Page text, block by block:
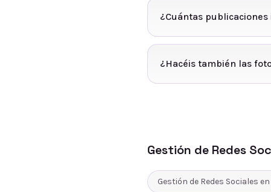
¿Cuántas
¿Hacéis también las
Gestión de Redes
Gestión de Redes Sociales en